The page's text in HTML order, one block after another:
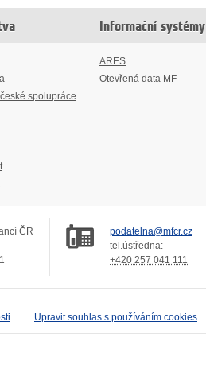
spolupráce
Informační systémy
ARES
Otevřená data MF
ČR
podatelna@mfcr.cz
tel.ústředna:
+420 257 041 111
Upravit souhlas s používáním cookies